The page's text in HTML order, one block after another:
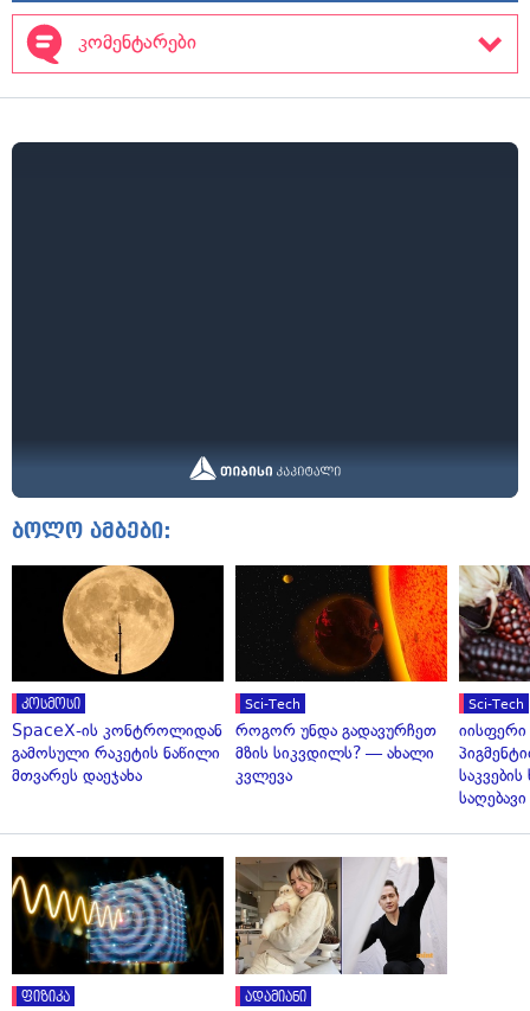
კომენტარები
ბოლო ამბები:
კოსმოსი
SpaceX-ის კონტროლიდან
გამოსული რაკეტის ნაწილი
მთვარეს დაეჯახა
Sci-Tech
როგორ უნდა გადავურჩეთ
მზის სიკვდილს? — ახალი
კვლევა
Sci-Tech
იისფერი
ფიზიკა ადამიანი